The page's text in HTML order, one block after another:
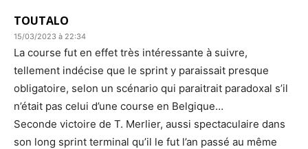
TOUTALO
15/03/2023 à 22:34
La course fut en effet très intéressante à suivre,
tellement indécise que le sprint y paraissait presque
obligatoire, selon un scénario qui paraitrait paradoxal s’il
n’était pas celui d’une course en Belgique…
Seconde victoire de T. Merlier, aussi spectaculaire dans
son long sprint terminal qu’il le fut l’an passé au même